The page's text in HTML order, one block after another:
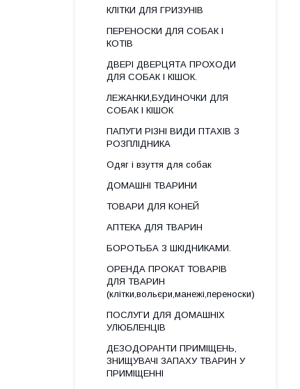
КЛІТКИ ДЛЯ ГРИЗУНІВ
ПЕРЕНОСКИ ДЛЯ СОБАК І
КОТІВ
ДВЕРІ ДВЕРЦЯТА ПРОХОДИ
ДЛЯ СОБАК І КІШОК.
ЛЕЖАНКИ,БУДИНОЧКИ ДЛЯ
СОБАК І КІШОК
ПАПУГИ РІЗНІ ВИДИ ПТАХІВ З
РОЗПЛІДНИКА
Одяг і взуття для собак
ДОМАШНІ ТВАРИНИ
ТОВАРИ ДЛЯ КОНЕЙ
АПТЕКА ДЛЯ ТВАРИН
БОРОТЬБА З ШКІДНИКАМИ.
ОРЕНДА ПРОКАТ ТОВАРІВ
ДЛЯ ТВАРИН
(клітки,вольєри,манежі,переноски)
ПОСЛУГИ ДЛЯ ДОМАШНІХ
УЛЮБЛЕНЦІВ
ДЕЗОДОРАНТИ ПРИМІЩЕНЬ,
ЗНИЩУВАЧІ ЗАПАХУ ТВАРИН У
ПРИМІЩЕННІ